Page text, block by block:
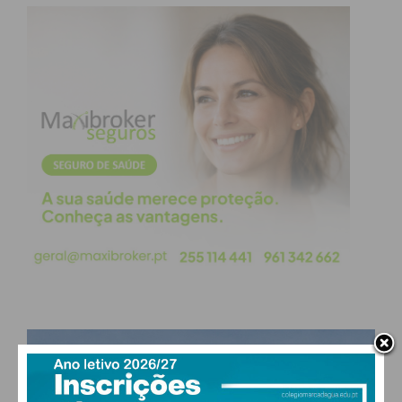
operacionais retiveram o
homem no local até à
chegada da GNR.
Suspeito já tem antecedentes
criminais
O detido é um homem de 46 anos, solteiro e
outros ilícitos.
O homem vai agora ser presente a primeiro
PAÇOS DE FERREIRA
°
few clouds